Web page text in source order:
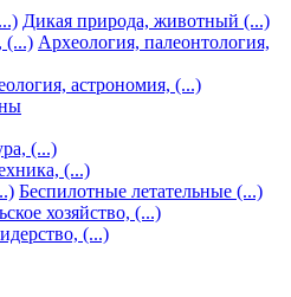
Дикая природа, животный (...)
(...) Археология, палеонтология,
астрономия, (...)
(...)
(...)
Беспилотные летательные (...)
хозяйство, (...)
(...)